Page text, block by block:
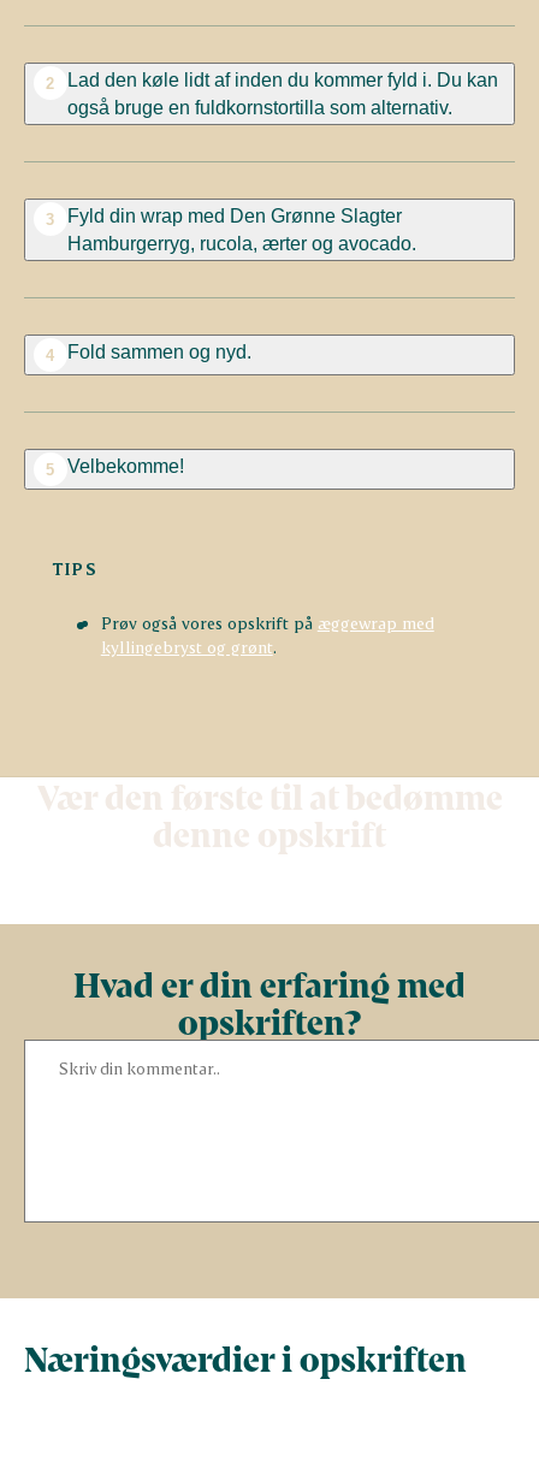
2
Lad den køle lidt af inden du kommer fyld i. Du kan
også bruge en fuldkornstortilla som alternativ.
3
Fyld din wrap med Den Grønne Slagter
Hamburgerryg, rucola, ærter og avocado.
4 Fold sammen og nyd.
5 Velbekomme!
TIPS
Prøv også vores opskrift på æggewrap med
kyllingebryst og grønt.
Vær den første til at bedømme
denne opskrift
Hvad er din erfaring med
opskriften?
Næringsværdier i opskriften